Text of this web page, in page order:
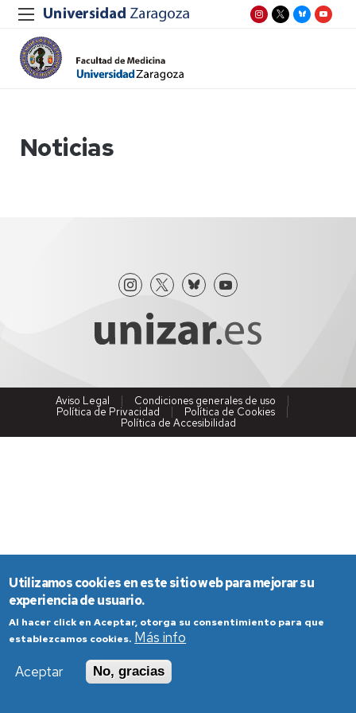
Noticias
Aviso Legal
Condiciones generales de uso
Política de Privacidad
Política de Cookies
Política de Accesibilidad
Utilizamos cookies en este sitio web para mejorar su
experiencia de usuario.
Al hacer click en Aceptar, otorga su consentimiento para que
establezcamos cookies. Más info
Aceptar
No, gracias